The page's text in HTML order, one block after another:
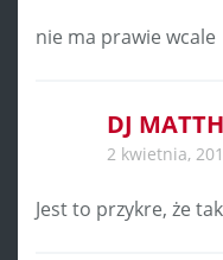
nie ma prawie wcale
DJ
2 kwietnia,
Jest to przykre, że